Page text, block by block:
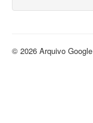
© 2026 Arquivo Google